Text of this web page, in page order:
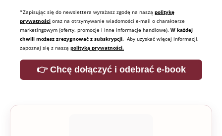
*Zapisując się do newslettera wyrażasz zgodę na naszą politykę
prywatności oraz na otrzymywanie wiadomości e-mail o charakterze
marketingowym (oferty, promocje i inne informacje handlowe). W każdej
chwili możesz zrezygnować z subskrypcji. Aby uzyskać więcej informacji,
zapoznaj się z naszą polityką prywatności.
👉 Chcę dołączyć i odebrać e-book